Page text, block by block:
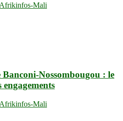
Afrikinfos-Mali
Banconi-Nossombougou : le
engagements
Afrikinfos-Mali